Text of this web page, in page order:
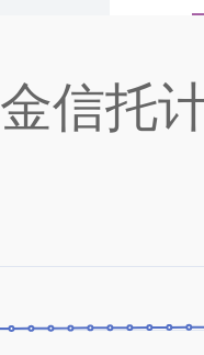
信托